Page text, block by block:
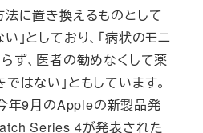
に置き換えるものとして
」としており、「病状のモニ
ず、医者の勧めなくして薬
はない」ともしています。
年9月のAppleの新製品発
Series 4が発表された